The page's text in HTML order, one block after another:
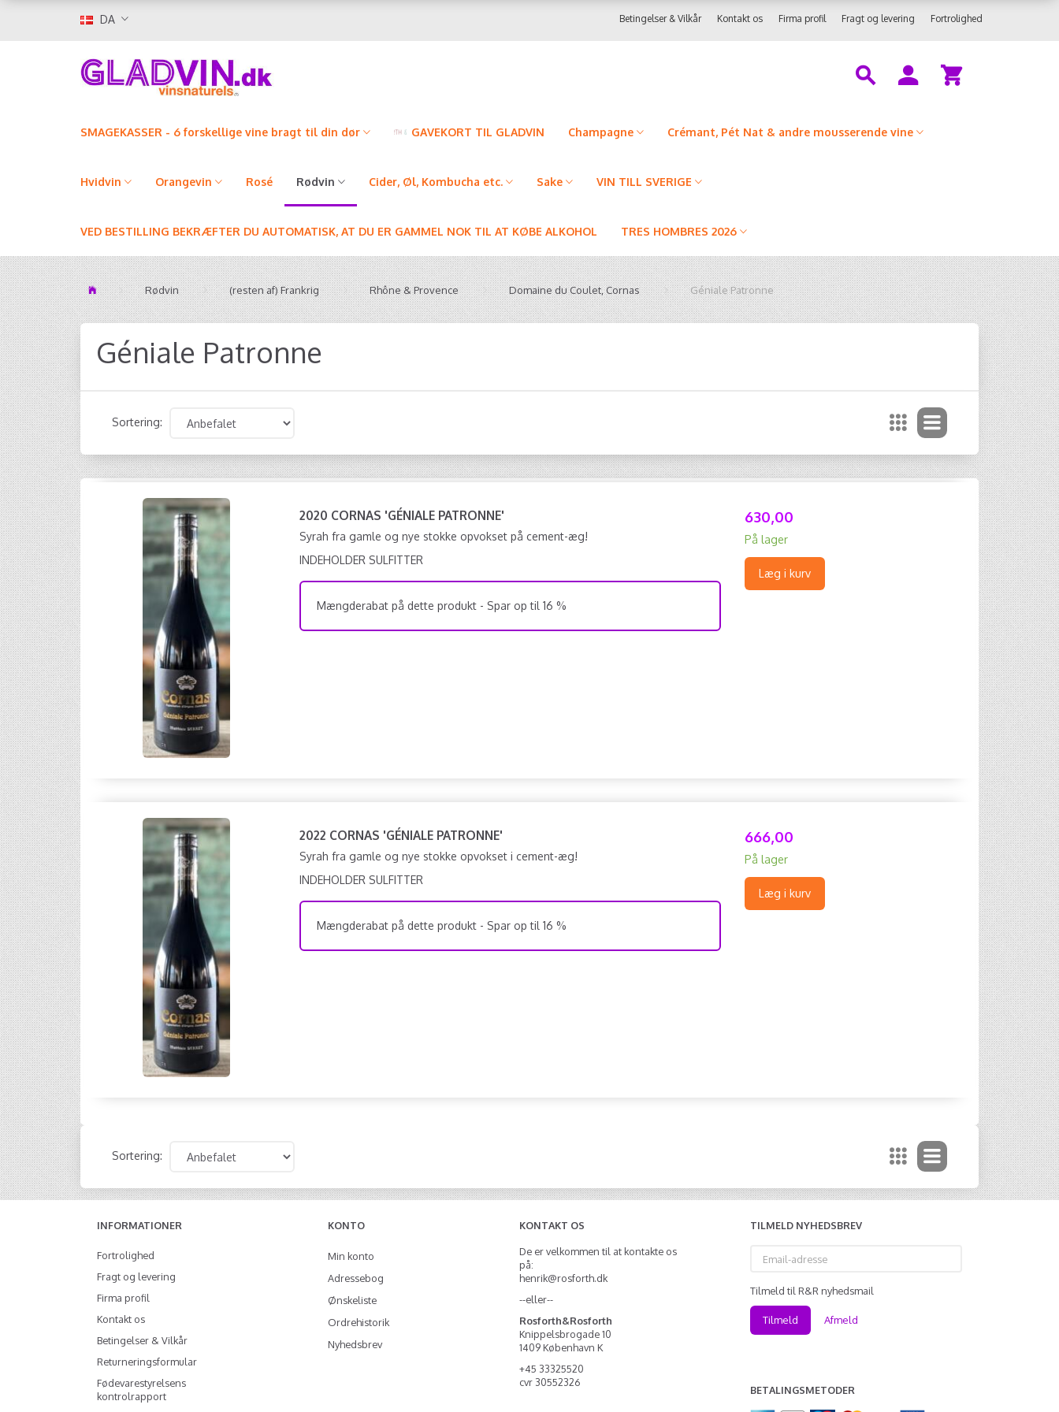
DA Fortrolighed
Fragt og levering
Firma profil
Kontakt os
Betingelser & Vilkår
SMAGEKASSER - 6 forskellige vine bragt til din dør GAVEKORT TIL GLADVIN Champagne Crémant, Pét Nat & andre mousserende vine
Hvidvin Orangevin Rosé Rødvin Cider, Øl, Kombucha etc. Sake VIN TILL SVERIGE
VED BESTILLING BEKRÆFTER DU AUTOMATISK, AT DU ER GAMMEL NOK TIL AT KØBE ALKOHOL TRES HOMBRES 2026
Rødvin (resten af) Frankrig Rhône & Provence Domaine du Coulet, Cornas Géniale Patronne
Géniale Patronne
Sortering:
2020 CORNAS 'GÉNIALE PATRONNE'
Syrah fra gamle og nye stokke opvokset på cement-æg!
INDEHOLDER SULFITTER
Mængderabat på dette produkt - Spar op til 16 %
630,00
På lager
Læg i kurv
2022 CORNAS 'GÉNIALE PATRONNE'
Syrah fra gamle og nye stokke opvokset i cement-æg!
INDEHOLDER SULFITTER
Mængderabat på dette produkt - Spar op til 16 %
666,00
På lager
Læg i kurv
Sortering:
INFORMATIONER
Fortrolighed
Fragt og levering
Firma profil
Kontakt os
Betingelser & Vilkår
Returneringsformular
Fødevarestyrelsens
kontrolrapport
KONTO
Min konto
Adressebog
Ønskeliste
Ordrehistorik
Nyhedsbrev
KONTAKT OS
De er velkommen til at kontakte os
på:
henrik@rosforth.dk
--eller--
Rosforth&Rosforth
Knippelsbrogade 10
1409 København K
+45 33325520
cvr 30552326
TILMELD NYHEDSBREV
adresse
Tilmeld til R&R nyhedsmail
Tilmeld Afmeld
BETALINGSMETODER